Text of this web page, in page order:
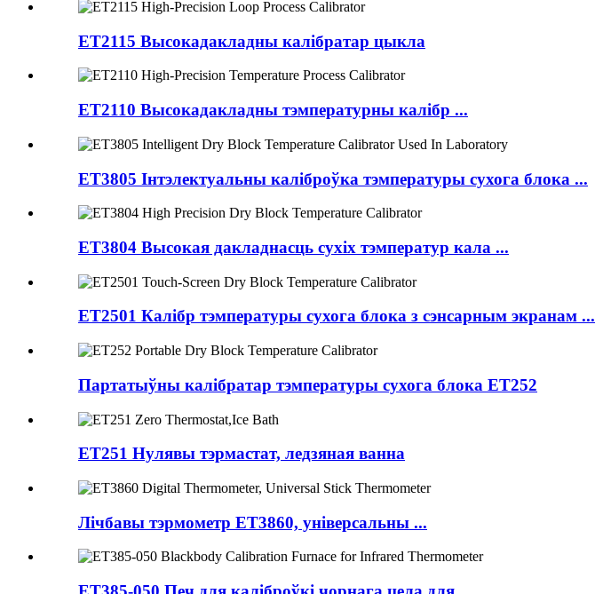
ET2115 Высокадакладны калібратар цыкла
ET2110 Высокадакладны тэмпературны калібр ...
ET3805 Інтэлектуальны каліброўка тэмпературы сухога блока ...
ET3804 Высокая дакладнасць сухіх тэмператур кала ...
ET2501 Калібр тэмпературы сухога блока з сэнсарным экранам ...
Партатыўны калібратар тэмпературы сухога блока ET252
ET251 Нулявы тэрмастат, ледзяная ванна
Лічбавы тэрмометр ET3860, універсальны ...